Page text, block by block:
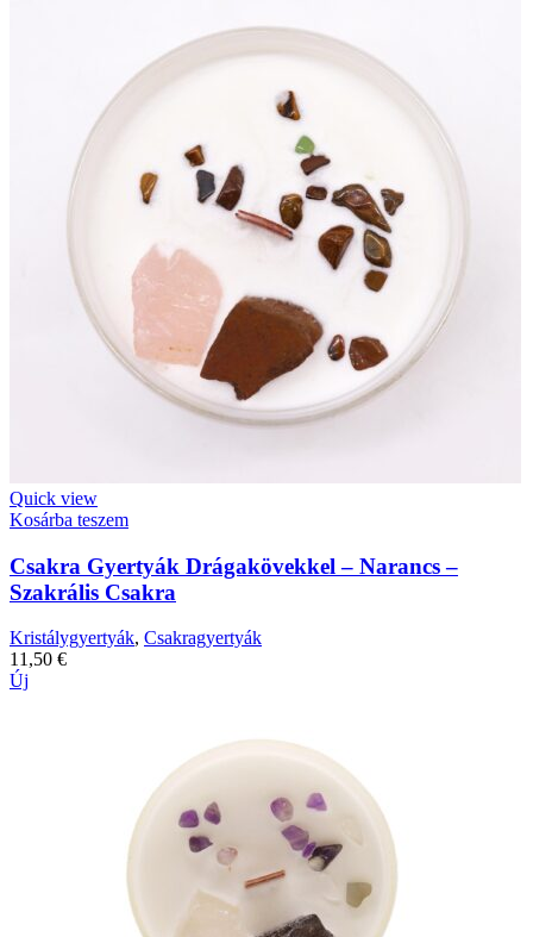
Quick view
Kosárba teszem
Csakra Gyertyák Drágakövekkel – Narancs –
Szakrális Csakra
Kristálygyertyák, Csakragyertyák
11,50 €
Új